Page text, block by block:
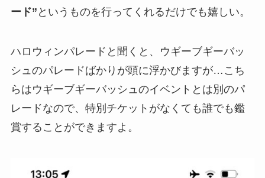
ード” というものを行ってくれるだけでも嬉しい。
ハロウィンパレードと聞くと、ウギーブギーバッ
シュのパレードばかりが頭に浮かびますが…こち
らはウギーブギーバッシュのイベントとは別のパ
レードなので、特別チケットがなくても誰でも鑑
賞することができますよ。